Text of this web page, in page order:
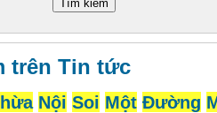
trên Tin tức
Nội Soi Một Đường